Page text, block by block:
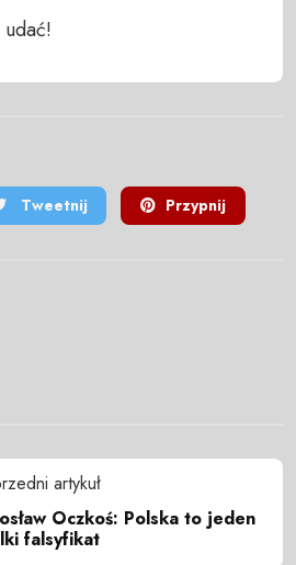
Tweetnij Przypnij
artykuł
Oczkoś: Polska to jeden
falsyfikat